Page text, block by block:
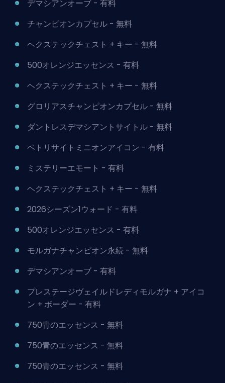
デマシアンオーブ - 有料
チャンピオンカプセル - 無料
ヘクステックチェスト + キー - 無料
500オレンジエッセンス - 有料
ヘクステックチェスト + キー - 無料
グロリアスチャンピオンカプセル - 無料
ダントレスデマシアントサイトル - 無料
ペトリサイトミニオンアイコン - 有料
ミステリーエモート - 有料
ヘクステックチェスト + キー - 無料
2026シーズン1ウォード - 有料
500オレンジエッセンス - 有料
モルガナチャンピオン永続 - 無料
デマシアンオーブ - 有料
プレステージヴェイルドレディモルガナ + アイコ
ン + ボーダー - 有料
750青のエッセンス - 無料
750青のエッセンス - 無料
750青のエッセンス - 無料